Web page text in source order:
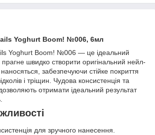
Yoghurt Boom! №006, 6мл
Yoghurt Boom! №006 — це ідеальний
прагне швидко створити оригінальний нейл-
забезпечуючи стійке покриття
і тріщин. Чудова консистенція та
отримати ідеальний результат
для зручного нанесення.